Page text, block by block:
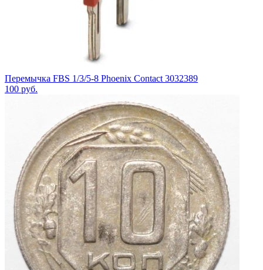
Перемычка FBS 1/3/5-8 Phoenix Contact 3032389
100 руб.